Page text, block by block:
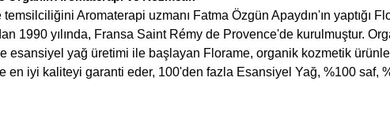
Aromaterapi uzmanı Fatma Özgün Apaydın'ın yaptığı
1990 yılında, Fransa Saint Rémy de Provence'de kurulmuştur.
esansiyel yağ üretimi ile başlayan Florame, organik kozmetik
en iyi kaliteyi garanti eder, 100'den fazla Esansiyel Yağ, %100 saf,